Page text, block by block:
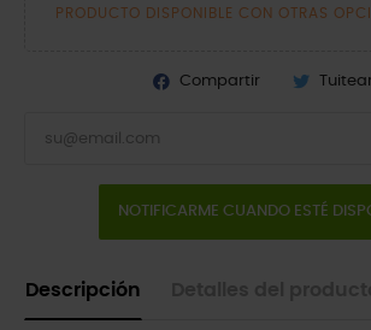
PRODUCTO DISPONIBLE CON OTRAS
Compartir
NOTIFICARME CUANDO ESTÉ
Descripción